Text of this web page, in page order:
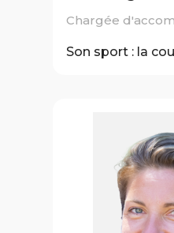
Chargée
Son sport : la